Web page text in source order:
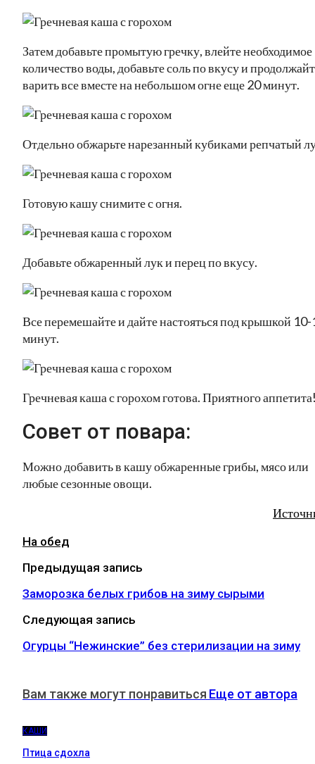
Затем добавьте промытую гречку, влейте необходимое
количество воды, добавьте соль по вкусу и
варить все вместе на небольшом огне еще 20 минут.
Отдельно обжарьте нарезанный кубиками репчатый
Готовую кашу снимите с огня.
Добавьте обжаренный лук и перец по вкусу.
Все перемешайте и дайте настояться под крышкой
минут.
Гречневая каша с горохом готова. Приятного
Совет от повара:
Можно добавить в кашу обжаренные грибы, мясо или
любые сезонные овощи.
На обед
Предыдущая запись
Заморозка белых грибов на зиму сырыми
Следующая запись
Огурцы “Нежинские” без стерилизации на зиму
Вам также могут понравиться Еще от автора
КАШИ
Птица сдохла